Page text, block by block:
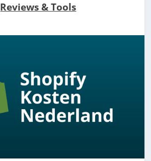
Reviews & Tools